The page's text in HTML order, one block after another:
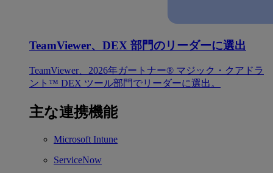
TeamViewer、DEX 部門のリーダーに選出
TeamViewer、2026年ガートナー® マジック・クアドラ
ント™ DEX ツール部門でリーダーに選出。
主な連携機能
Microsoft Intune
ServiceNow